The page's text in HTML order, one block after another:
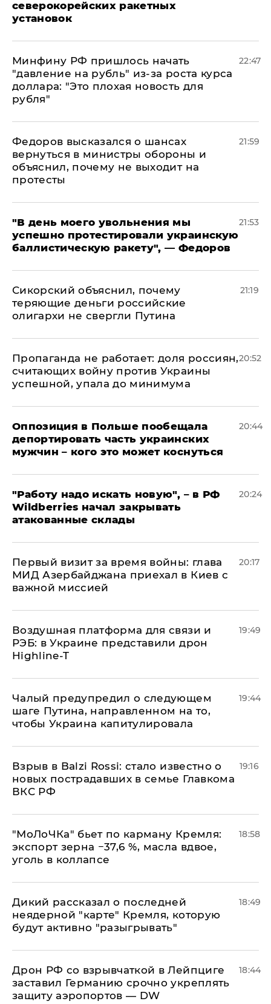
северокорейских ракетных
установок
Минфину РФ пришлось начать
"давление на рубль" из-за роста курса
доллара: "Это плохая новость для
рубля"
22:47
Федоров высказался о шансах
вернуться в министры обороны и
объяснил, почему не выходит на
протесты
21:59
​"В день моего увольнения мы
успешно протестировали украинскую
баллистическую ракету", — Федоров
21:53
Сикорский объяснил, почему
теряющие деньги российские
олигархи не свергли Путина
21:19
​Пропаганда не работает: доля россиян,
считающих войну против Украины
успешной, упала до минимума
20:52
Оппозиция в Польше пообещала
депортировать часть украинских
мужчин – кого это может коснуться
20:44
"Работу надо искать новую", – в РФ
Wildberries начал закрывать
атакованные склады
20:24
Первый визит за время войны: глава
МИД Азербайджана приехал в Киев с
важной миссией
20:17
Воздушная платформа для связи и
РЭБ: в Украине представили дрон
Highline-T
19:49
Чалый предупредил о следующем
шаге Путина, направленном на то,
чтобы Украина капитулировала
19:44
Взрыв в Balzi Rossi: стало известно о
новых пострадавших в семье Главкома
ВКС РФ
19:16
​"МоЛоЧКа" бьет по карману Кремля:
экспорт зерна −37,6 %, масла вдвое,
уголь в коллапсе
18:58
Дикий рассказал о последней
неядерной "карте" Кремля, которую
будут активно "разыгрывать"
18:49
​Дрон РФ со взрывчаткой в Лейпциге
заставил Германию срочно укреплять
защиту аэропортов — DW
18:44